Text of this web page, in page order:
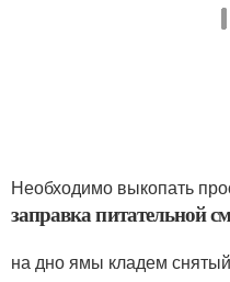
Необходимо выкопать
заправка питательной
на дно ямы кладем